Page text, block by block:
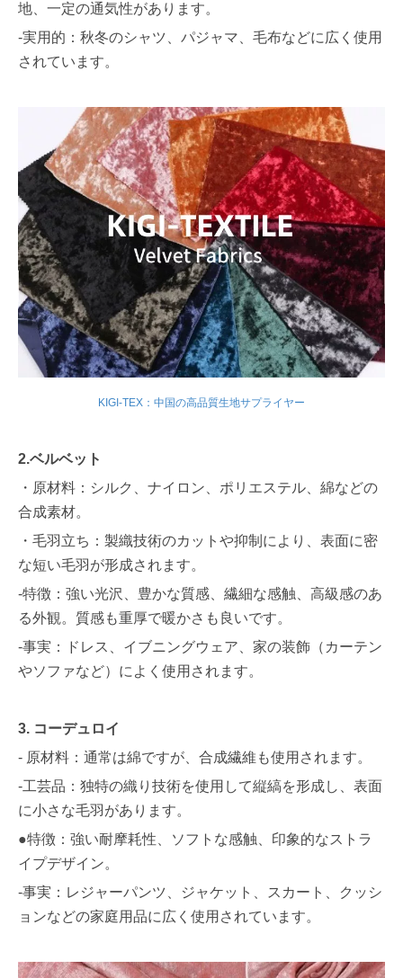
地、一定の通気性があります。
-実用的：秋冬のシャツ、パジャマ、毛布などに広く使用
されています。
KIGI-TEX：中国の高品質生地サプライヤー
2.ベルベット
・原材料：シルク、ナイロン、ポリエステル、綿などの
合成素材。
・毛羽立ち：製織技術のカットや抑制により、表面に密
な短い毛羽が形成されます。
-特徴：強い光沢、豊かな質感、繊細な感触、高級感のあ
る外観。質感も重厚で暖かさも良いです。
-事実：ドレス、イブニングウェア、家の装飾（カーテン
やソファなど）によく使用されます。
3. コーデュロイ
- 原材料：通常は綿ですが、合成繊維も使用されます。
-工芸品：独特の織り技術を使用して縦縞を形成し、表面
に小さな毛羽があります。
●特徴：強い耐摩耗性、ソフトな感触、印象的なストラ
イプデザイン。
-事実：レジャーパンツ、ジャケット、スカート、クッシ
ョンなどの家庭用品に広く使用されています。